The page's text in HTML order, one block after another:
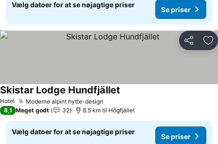
Vælg datoer for at se nøjagtige priser
Se priser
Del
Hotel Moderne alpint hytte-design
Skistar Lodge Hundfjället
8,1 Meget godt 32 8.5 km til Högfjället
Vælg datoer for at se nøjagtige priser
Se priser